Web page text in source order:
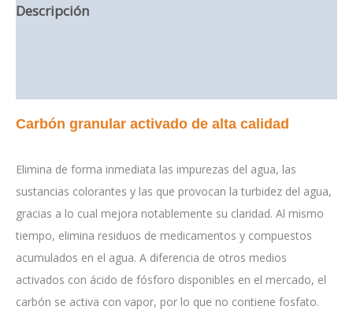
Descripción
Carbón granular activado de alta calidad
Elimina de forma inmediata las impurezas del agua, las
sustancias colorantes y las que provocan la turbidez del agua,
gracias a lo cual mejora notablemente su claridad. Al mismo
tiempo, elimina residuos de medicamentos y compuestos
acumulados en el agua. A diferencia de otros medios
activados con ácido de fósforo disponibles en el mercado, el
carbón se activa con vapor, por lo que no contiene fosfato.